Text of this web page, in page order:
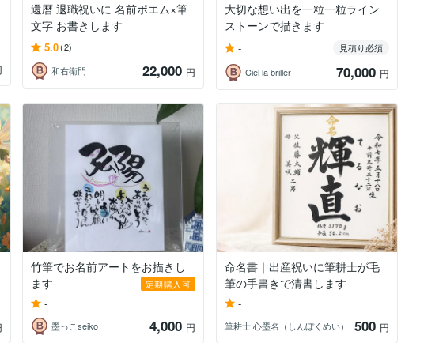
還暦 退職祝いに 名前ポエム×筆
文字 お書きします
5.0(2)
和右衛門
22,000 円
大切な想い出を一粒一粒ライン
ストーンで描きます
-
見積り必須
Ciel la briller
70,000 円
竹筆でお名前アートをお描きし
ます
定期購入可
-
墨っこseiko 4,000 円
命名書｜出産祝いに筆耕士が毛
筆の手書きで清書します
-
筆耕士 心墨名（しんぼくめい） 500 円